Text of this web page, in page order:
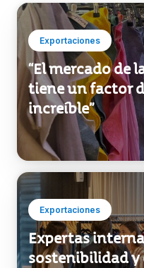
Inicio Noticias
Ordenar por: Orden
de A a Z
Exportaciones
“El mercado
tiene un factor
increíble”